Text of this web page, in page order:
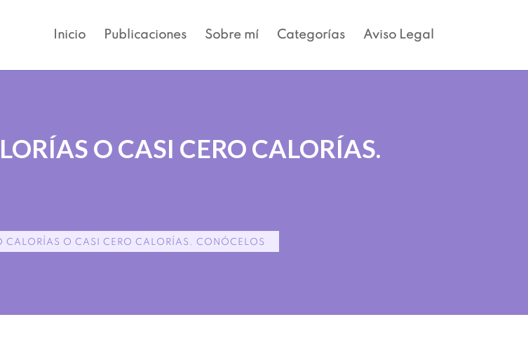
Inicio Publicaciones Sobre mí Categorías Aviso Legal
O CASI CERO CALORÍAS.
CALORÍAS O CASI CERO CALORÍAS. CONÓCELOS